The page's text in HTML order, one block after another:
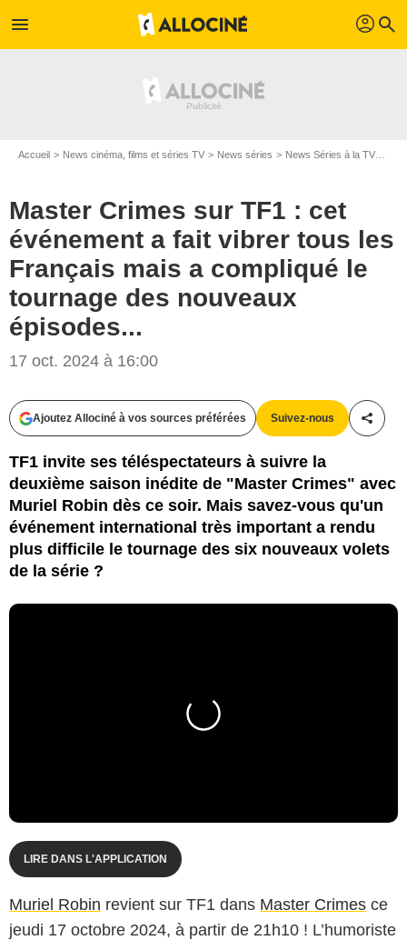
menu profil search
Accueil News cinéma, films et séries TV News séries News Séries à la TV
Master Crimes sur TF1 : cet
événement a fait vibrer tous les
Français mais a compliqué le
tournage des nouveaux
épisodes...
17 oct. 2024 à 16:00
Ajoutez Allociné à vos sources préférées Suivez-nous
TF1 invite ses téléspectateurs à suivre la
deuxième saison inédite de "Master Crimes" avec
Muriel Robin dès ce soir. Mais savez-vous qu'un
événement international très important a rendu
plus difficile le tournage des six nouveaux volets
de la série ?
LIRE DANS L'APPLICATION
Muriel Robin revient sur TF1 dans Master Crimes ce
jeudi 17 octobre 2024, à partir de 21h10 ! L’humoriste